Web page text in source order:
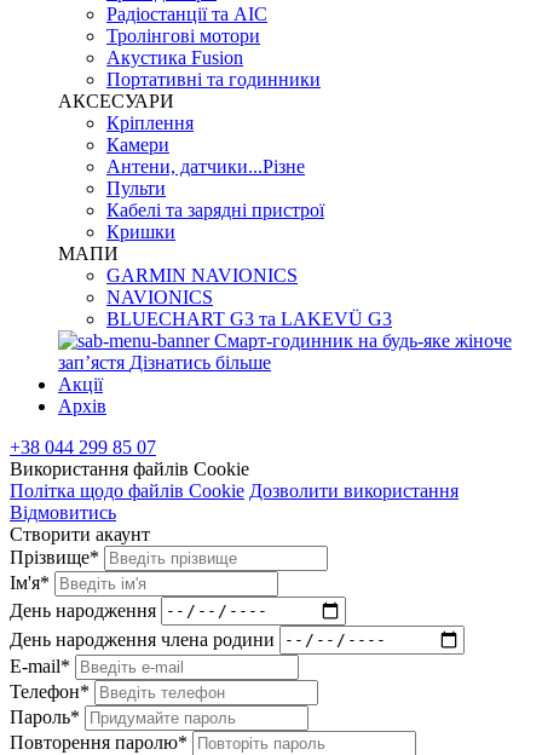
Радіостанції та АІС
Тролінгові мотори
Акустика Fusion
Портативні та годинники
АКСЕСУАРИ
Кріплення
Камери
Антени, датчики...Різне
Пульти
Кабелі та зарядні пристрої
Кришки
МАПИ
GARMIN NAVIONICS
NAVIONICS
BLUECHART G3 та LAKEVÜ G3
Смарт-годинник на будь-яке жіноче
запʼястя Дізнатись більше
Акції
Архів
+38 044 299 85 07
Використання файлів Cookie
Політка щодо файлів Cookie Дозволити використання
Відмовитись
Створити акаунт
Прізвище*
Ім'я*
День народження
День народження члена родини
E-mail*
Телефон*
Пароль*
Повторення паролю*